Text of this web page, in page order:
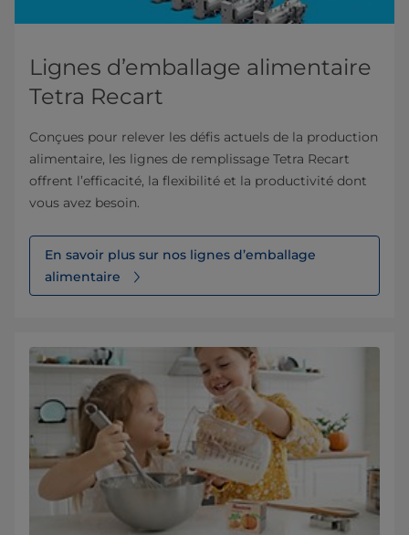
Lignes d’emballage alimentaire
Tetra Recart
Conçues pour relever les défis actuels de la production
alimentaire, les lignes de remplissage Tetra Recart
offrent l’efficacité, la flexibilité et la productivité dont
vous avez besoin.
En savoir plus sur nos lignes d’emballage
alimentaire